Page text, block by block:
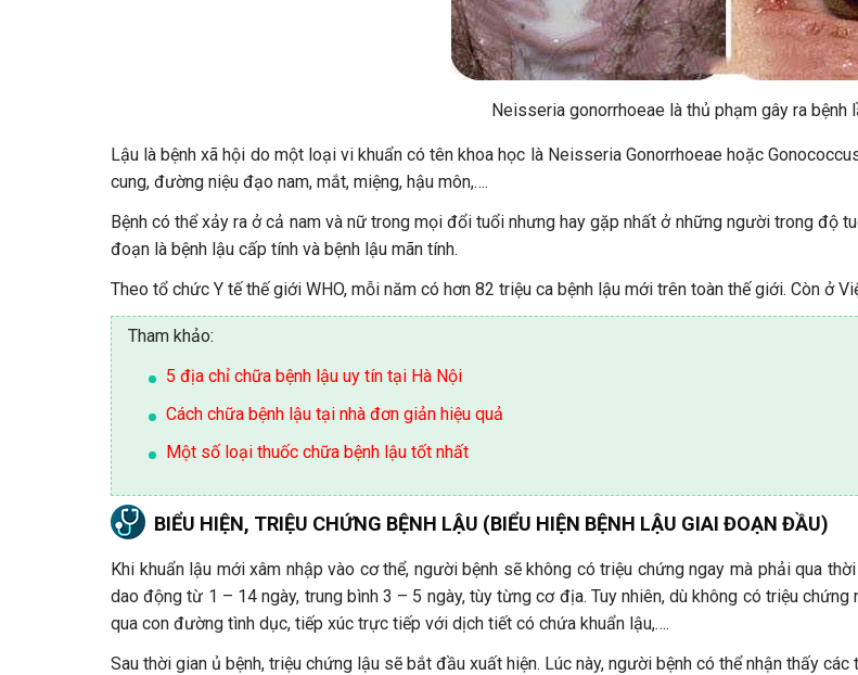
Neisseria gonorrhoeae là thủ phạm gây ra bệnh
Lậu là bệnh xã hội do một loại vi khuẩn có tên khoa học là Neisseria Gonorrhoeae hoặc
cung, đường niệu đạo nam, mắt, miệng, hậu môn,….
Bệnh có thể xảy ra ở cả nam và nữ trong mọi đổi tuổi nhưng hay gặp nhất ở những người trong độ
đoạn là bệnh lậu cấp tính và bệnh lậu mãn tính.
Theo tổ chức Y tế thế giới WHO, mỗi năm có hơn 82 triệu ca bệnh lậu mới trên toàn thế giới. Còn ở
Tham khảo:
5 địa chỉ chữa bệnh lậu uy tín tại Hà Nội
Cách chữa bệnh lậu tại nhà đơn giản hiệu quả
Một số loại thuốc chữa bệnh lậu tốt nhất
BIỂU HIỆN, TRIỆU CHỨNG BỆNH LẬU (BIỂU HIỆN BỆNH LẬU GIAI ĐOẠN ĐẦU)
Khi khuẩn lậu mới xâm nhập vào cơ thể, người bệnh sẽ không có triệu chứng ngay mà phải qua
dao động từ 1 – 14 ngày, trung bình 3 – 5 ngày, tùy từng cơ địa. Tuy nhiên, dù không có triệu
qua con đường tình dục, tiếp xúc trực tiếp với dịch tiết có chứa khuẩn lậu,….
Sau thời gian ủ bệnh, triệu chứng lậu sẽ bắt đầu xuất hiện. Lúc này, người bệnh có thể nhận thấy các